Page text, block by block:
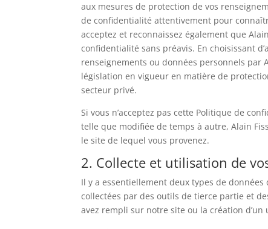
aux mesures de protection de vos
de confidentialité attentivement pour
acceptez et reconnaissez également que
confidentialité sans préavis. En choisissant
renseignements ou données personnels par
législation en vigueur en matière de
secteur privé.
Si vous n’acceptez pas cette Politique de
telle que modifiée de temps à autre, Alain
le site de lequel vous provenez.
2. Collecte et utilisation de
Il y a essentiellement deux types de
collectées par des outils de tierce partie et
avez rempli sur notre site ou la création